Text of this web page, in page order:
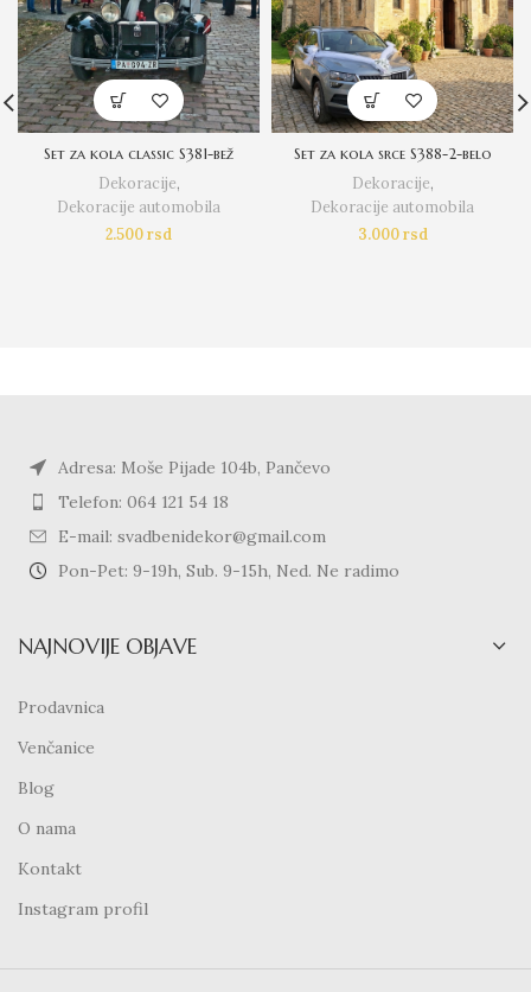
Set za kola classic S381-bež
Dekoracije,
Dekoracije automobila
2.500rsd
Set za kola srce S388-2-belo
Dekoracije,
Dekoracije automobila
3.000rsd
Adresa: Moše Pijade 104b, Pančevo
Telefon: 064 121 54 18
E-mail: svadbenidekor@gmail.com
Pon-Pet: 9-19h, Sub. 9-15h, Ned. Ne radimo
NAJNOVIJE OBJAVE
Prodavnica
Venčanice
Blog
O nama
Kontakt
Instagram profil